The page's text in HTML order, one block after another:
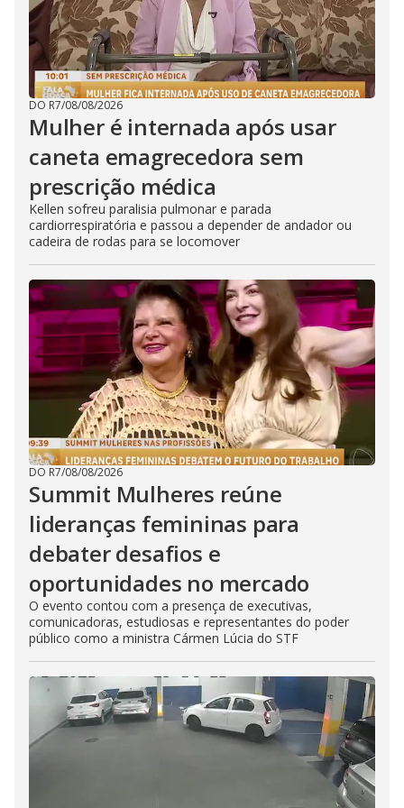
DO R7/08/08/2026
Mulher é internada após usar
caneta emagrecedora sem
prescrição médica
Kellen sofreu paralisia pulmonar e parada
cardiorrespiratória e passou a depender de andador ou
cadeira de rodas para se locomover
DO R7/08/08/2026
Summit Mulheres reúne
lideranças femininas para
debater desafios e
oportunidades no mercado
O evento contou com a presença de executivas,
comunicadoras, estudiosas e representantes do poder
público como a ministra Cármen Lúcia do STF